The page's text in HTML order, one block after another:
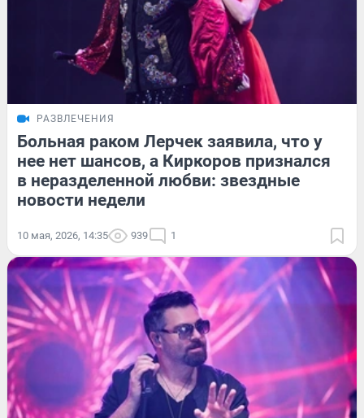
РАЗВЛЕЧЕНИЯ
Больная раком Лерчек заявила, что у
нее нет шансов, а Киркоров признался
в неразделенной любви: звездные
новости недели
10 мая, 2026, 14:35 939 1